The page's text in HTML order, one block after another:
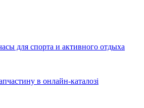
для спорта и активного отдыха
в онлайн-каталозі